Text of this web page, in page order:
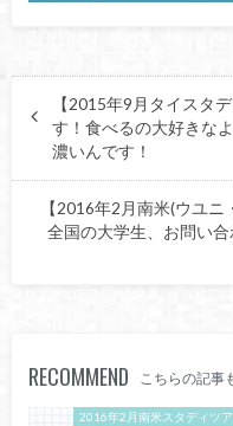
【2015年9月タイスタ
す！食べるの大好きな
濃いんです！
【2016年2月南米(ウユニ
全国の大学生、お問い
RECOMMEND こちらの記事
2016年2月南米スタディツ